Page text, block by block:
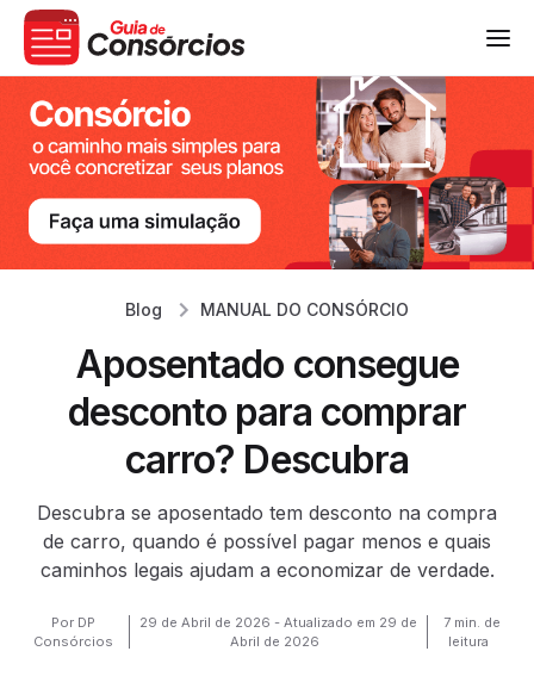
Blog MANUAL DO CONSÓRCIO
Aposentado consegue
desconto para comprar
carro? Descubra
Descubra se aposentado tem desconto na compra
de carro, quando é possível pagar menos e quais
caminhos legais ajudam a economizar de verdade.
Por DP
Consórcios
29 de Abril de 2026 - Atualizado em 29 de
Abril de 2026
7 min. de
leitura